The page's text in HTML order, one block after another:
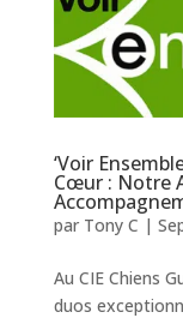
‘Voir
Cœur : Notre
par Tony C |
Au CIE Chiens
duos